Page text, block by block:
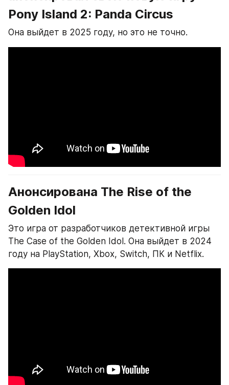
Pony Island 2: Panda Circus
Она выйдет в 2025 году, но это не точно.
Анонсирована The Rise of the
Golden Idol
Это игра от разработчиков детективной игры
The Case of the Golden Idol. Она выйдет в 2024
году на PlayStation, Xbox, Switch, ПК и Netflix.